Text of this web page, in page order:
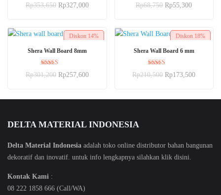
Dinilai
5.00
Rp353,650 Rp327,000
Dinilai
5.00
Rp68,750 Rp55,300
Diskon 14%
Shera Wall Board 8mm
Dinilai
5.00
Rp301,200 Rp257,600
Diskon 18%
Shera Wall Board 6 mm
Dinilai
5.00
Rp210,500 Rp173,500
DELTA MATERIAL INDONESIA
Delta Material Indonesia adalah toko online distributor bahan bangunan
dekoratif dan inovatif. untuk info lengkapnya silahkan klik disini.
Kontak Kami :
08 222 1858 666 (Call/WA)